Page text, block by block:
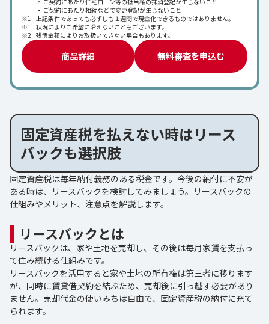
ご契約にあたり相続などで変更登記が生じないこと
上記条件であっても必ずしも１週間で現金化できるものではありません。
状況によりご希望に沿えないこともございます。
残債金額によりお取扱いできない場合もあります。
商品詳細 無料審査を申込む
固定資産税を払えない時はリース
バックも選択肢
固定資産税は毎年納付義務のある税金です。今後の納付に不安が
ある時は、リースバックを検討してみましょう。リースバックの
仕組みやメリット、注意点を解説します。
リースバックとは
リースバックは、家や土地を売却し、その後は毎月家賃を支払っ
て住み続ける仕組みです。
リースバックを活用すると家や土地の所有権は第三者に移ります
が、同時に賃貸借契約を結ぶため、売却後に引っ越す必要があり
ません。売却代金の使いみちは自由で、固定資産税の納付に充て
られます。